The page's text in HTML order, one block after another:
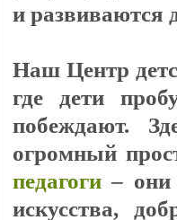
и развиваются
Наш Центр
где дети
побеждают.
огромный
педагоги– они
искусства,